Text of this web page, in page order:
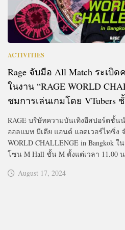
ACTIVITIES
Rage จับมือ All Match ระเบิ
ในงาน “RAGE WORLD
ชมการเล่นเกมโดย
RAGE บริษัทความบันเทิงอีสปอร์ตชั้
ออลแมท มีเดีย แอนด์ แอดเวอร์ไทซิ่ง
WORLD CHALLENGE in Bangkok
โซน M Hall ชั้น M ตั้งแต่เวลา 11.00
August 17, 2024